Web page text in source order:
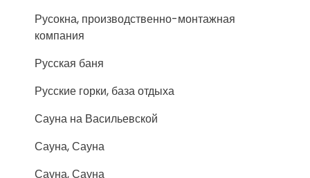
Русокна, производственно-монтажная
компания
Русская баня
Русские горки, база отдыха
Сауна на Васильевской
Сауна, Сауна
Сауна, Сауна